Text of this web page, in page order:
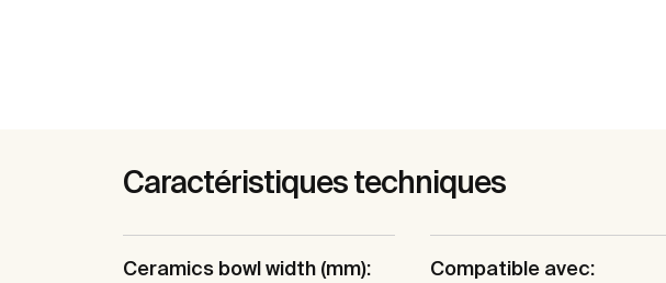
Caractéristiques techniques
Ceramics bowl width (mm): Compatible avec: